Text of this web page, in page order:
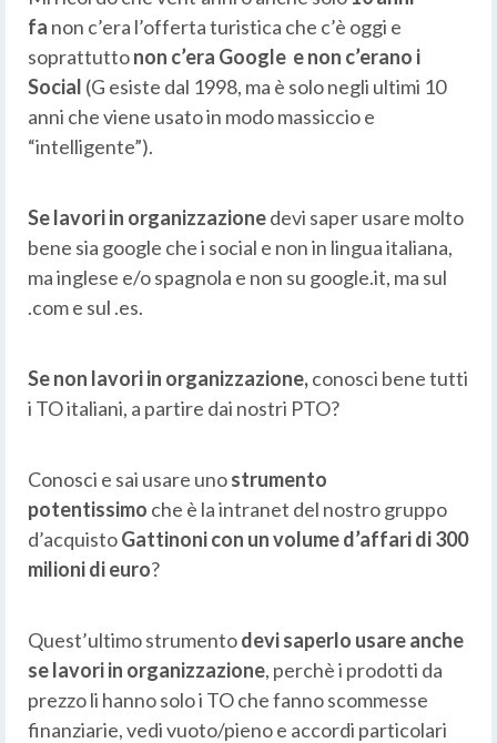
fa non c’era l’offerta turistica che c’è oggi e
soprattuttonon c’era Google e non c’erano i
Social (G esiste dal 1998, ma è solo negli ultimi 10
anni che viene usato in modo massiccio e
“intelligente”).
Se lavori in organizzazionedevi saper usare molto
bene sia google che i social e non in lingua italiana,
ma inglese e/o spagnola e non su google.it, ma sul
.com e sul .es.
Se non lavori in organizzazione,conosci bene tutti
i TO italiani, a partire dai nostri PTO?
Conosci e sai usare unostrumento
potentissimo che è la intranet del nostro gruppo
d’acquistoGattinoni con un volume d’affari di 300
milioni di euro?
Quest’ultimo strumentodevi saperlo usare anche
se lavori in organizzazione, perchè i prodotti da
prezzo li hanno solo i TO che fanno scommesse
finanziarie, vedi vuoto/pieno e accordi particolari